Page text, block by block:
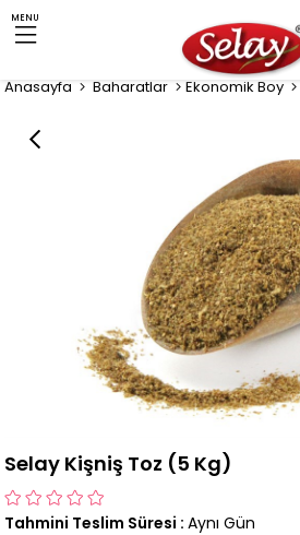
MENU
Anasayfa Baharatlar Ekonomik Boy
Selay Kişniş Toz (5 Kg)
Tahmini Teslim Süresi : Aynı Gün